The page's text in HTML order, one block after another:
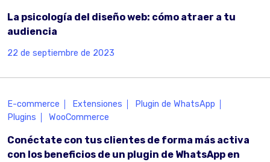
La psicología del diseño web: cómo atraer a tu
audiencia
22 de septiembre de 2023
E-commerce Extensiones
Plugin de WhatsApp
Plugins
WooCommerce
Conéctate con tus clientes de forma más activa
con los beneficios de un plugin de WhatsApp en